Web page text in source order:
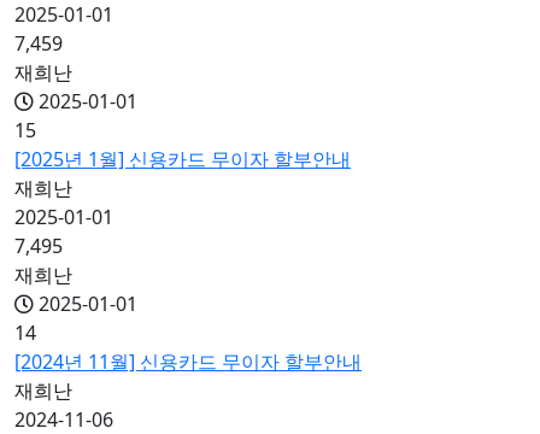
2025-01-01
7,459
재희난
2025-01-01
15
[2025년 1월] 신용카드 무이자 할부안내
재희난
2025-01-01
7,495
재희난
2025-01-01
14
[2024년 11월] 신용카드 무이자 할부안내
재희난
2024-11-06